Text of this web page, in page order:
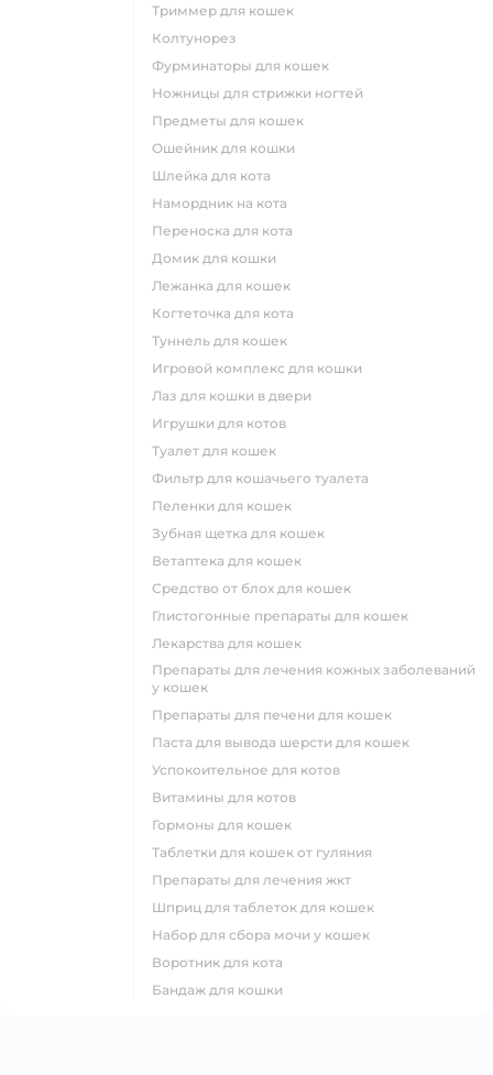
триммер для кошек
колтунорез
фурминаторы для кошек
ножницы для стрижки ногтей
предметы для кошек
ошейник для кошки
шлейка для кота
намордник на кота
переноска для кота
домик для кошки
лежанка для кошек
когтеточка для кота
туннель для кошек
игровой комплекс для кошки
лаз для кошки в двери
игрушки для котов
туалет для кошек
фильтр для кошачьего туалета
пеленки для кошек
зубная щетка для кошек
ветаптека для кошек
средство от блох для кошек
глистогонные препараты для кошек
лекарства для кошек
препараты для лечения кожных заболеваний
у кошек
препараты для печени для кошек
паста для вывода шерсти для кошек
успокоительное для котов
витамины для котов
гормоны для кошек
таблетки для кошек от гуляния
препараты для лечения жкт
шприц для таблеток для кошек
набор для сбора мочи у кошек
воротник для кота
бандаж для кошки